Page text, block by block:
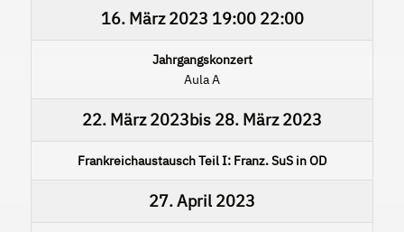
16. März 2023 19:00 22:00
Jahrgangskonzert
Aula A
22. März 2023bis 28. März 2023
Frankreichaustausch Teil I: Franz. SuS in OD
27. April 2023